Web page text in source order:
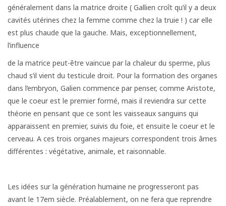
généralement dans la matrice droite ( Gallien croît qu’il y a deux
cavités utérines chez la femme comme chez la truie ! ) car elle
est plus chaude que la gauche. Mais, exceptionnellement,
l’influence
de la matrice peut-être vaincue par la chaleur du sperme, plus
chaud s’il vient du testicule droit. Pour la formation des organes
dans l’embryon, Galien commence par penser, comme Aristote,
que le coeur est le premier formé, mais il reviendra sur cette
théorie en pensant que ce sont les vaisseaux sanguins qui
apparaissent en premier, suivis du foie, et ensuite le coeur et le
cerveau. A ces trois organes majeurs correspondent trois âmes
différentes : végétative, animale, et raisonnable.
Les idées sur la génération humaine ne progresseront pas
avant le 17em siècle. Préalablement, on ne fera que reprendre